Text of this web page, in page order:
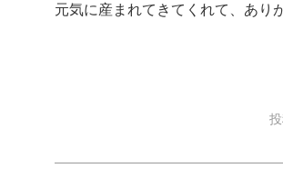
元気に産まれてきてくれて、あり